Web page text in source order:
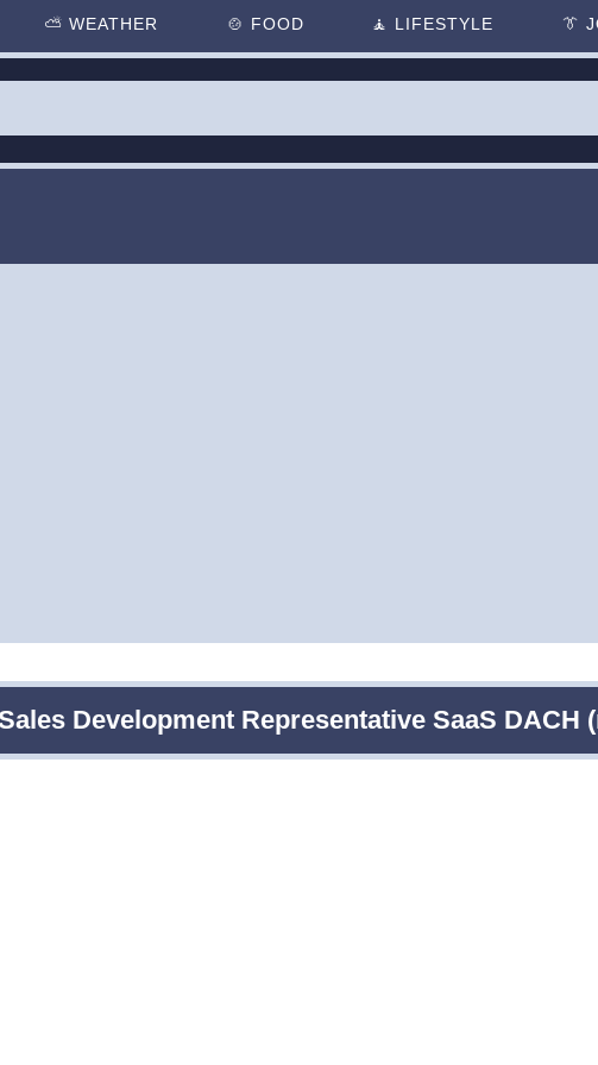
Development Representative SaaS DACH
⛅ WEATHER 🍲 FOOD 🧘 LIFESTYLE 👔